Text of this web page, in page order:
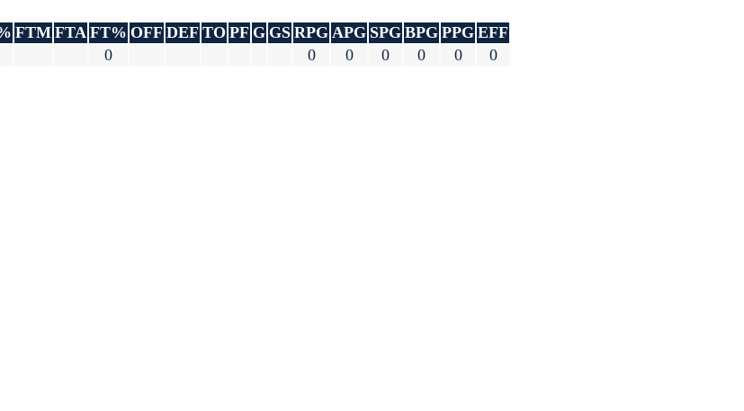
FTM FTA FT% OFF DEF TO PF G GS RPG APG SPG BPG PPG EFF
0 0 0 0 0 0 0